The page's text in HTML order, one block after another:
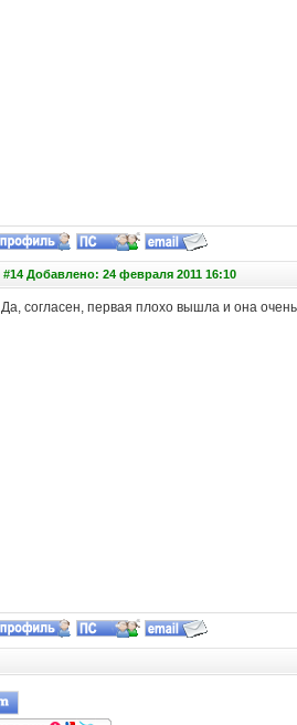
#14 Добавлено: 24 февраля 2011 16:10
Да, согласен, первая плохо вышла и она